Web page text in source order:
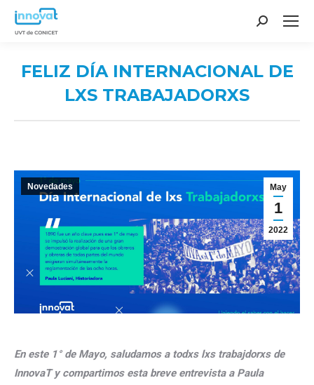
Search:
FELIZ DÍA INTERNACIONAL DE
LXS TRABAJADORXS
May
1
2022
Novedades
En este 1° de Mayo, saludamos a todxs lxs trabajdorxs de
InnovaT y compartimos esta breve entrevista a Paula